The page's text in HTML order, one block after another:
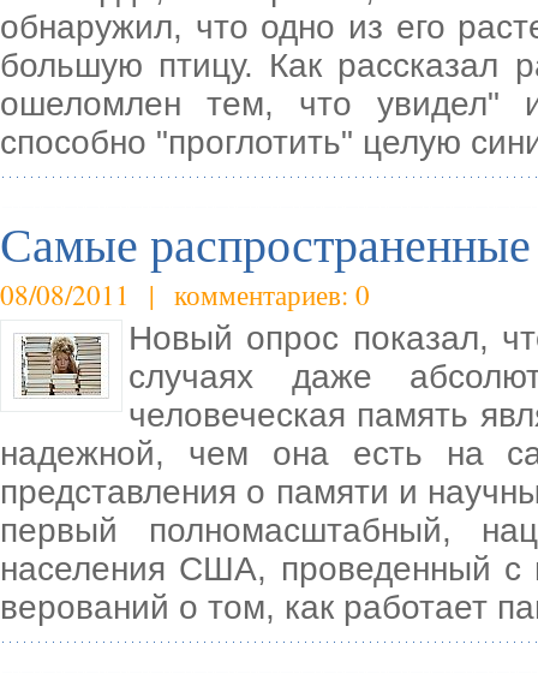
обнаружил, что одно из его
большую птицу. Как рассказал
ошеломлен тем, что увидел"
способно "проглотить" целую
Самые
08/08/2011 | комментариев: 0
Новый опрос показал,
случаях даже
человеческая память
надежной, чем она есть на
представления о памяти и
первый полномасштабный,
населения США, проведенный с
верований о том, как работает